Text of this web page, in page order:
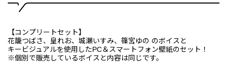
【コンプリートセット】
花籠つばさ、皇れお、城瀬いすみ、篠宮ゆの のボイスと
キービジュアルを使用したPC＆スマートフォン壁紙のセット！
※個別で販売しているボイスと内容は同じです。